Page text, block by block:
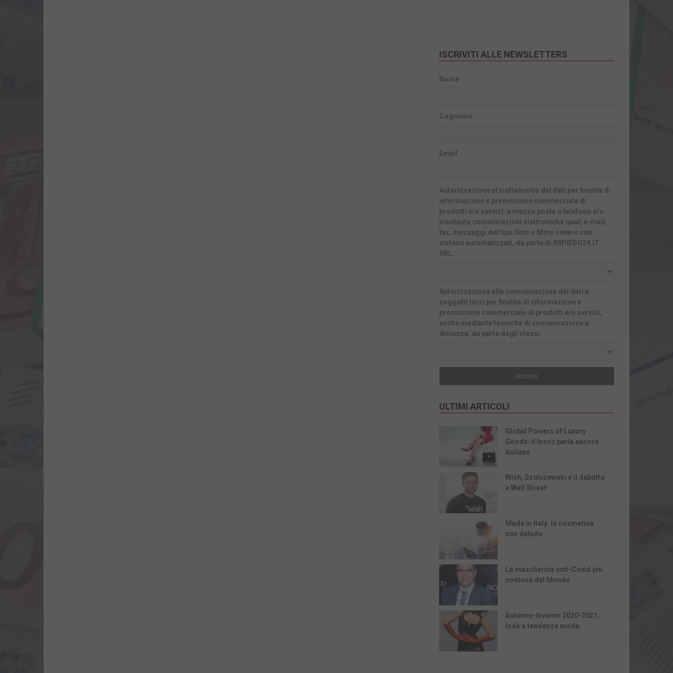
ISCRIVITI ALLE NEWSLETTERS
Nome
Cognome
Email
Autorizzazione al trattamento dei dati per finalità di
informazione e promozione commerciale di
prodotti e/o servizi, a mezzo posta o telefono e/o
mediante comunicazioni elettroniche quali e-mail,
fax, messaggi del tipo Sms o Mms ovvero con
sistemi automatizzati, da parte di IMPIEGO24.IT
SRL:
Autorizzazione alla comunicazione dei dati a
soggetti terzi per finalità di informazione e
promozione commerciale di prodotti e/o servizi,
anche mediante tecniche di comunicazione a
distanza, da parte degli stessi:
ULTIMI ARTICOLI
Global Powers of Luxury
Goods: il lusso parla ancora
italiano
Wish, Szulczewski e il debutto
a Wall Street
Made in Italy: la cosmetica
non delude
La mascherina anti-Covid più
costosa del Mondo
Autunno-Inverno 2020-2021:
look e tendenze moda